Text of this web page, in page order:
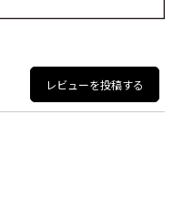
レビューを投稿する